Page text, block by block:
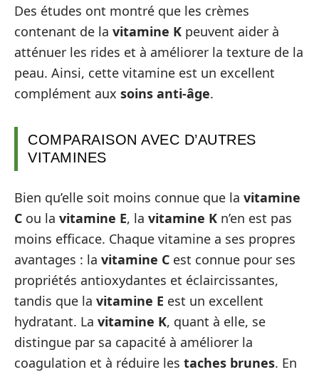
Des études ont montré que les crèmes
contenant de la vitamine K peuvent aider à
atténuer les rides et à améliorer la texture de la
peau. Ainsi, cette vitamine est un excellent
complément aux soins anti-âge.
COMPARAISON AVEC D’AUTRES
VITAMINES
Bien qu’elle soit moins connue que la vitamine
C ou la vitamine E, la vitamine K n’en est pas
moins efficace. Chaque vitamine a ses propres
avantages : la vitamine C est connue pour ses
propriétés antioxydantes et éclaircissantes,
tandis que la vitamine E est un excellent
hydratant. La vitamine K, quant à elle, se
distingue par sa capacité à améliorer la
coagulation et à réduire les taches brunes. En